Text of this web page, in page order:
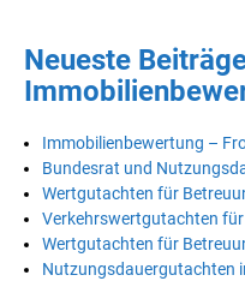
Neueste
Immobilienbewertung –
Bundesrat und
Wertgutachten für
Verkehrswertgutachten
Wertgutachten für
Nutzungsdauergutachten